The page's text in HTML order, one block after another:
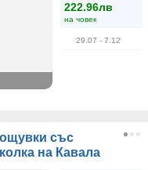
222.96лв
на човек
29.07 - 7.12
със
на Кавала